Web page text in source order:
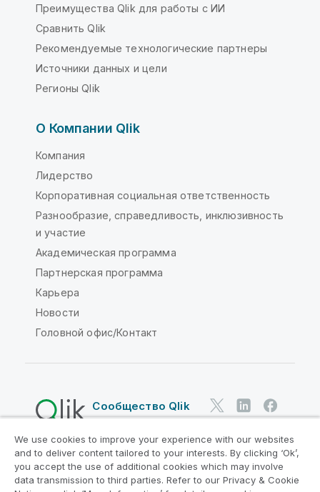
Преимущества Qlik для работы с ИИ
Сравнить Qlik
Рекомендуемые технологические партнеры
Источники данных и цели
Регионы Qlik
О Компании Qlik
Компания
Лидерство
Корпоративная социальная ответственность
Разнообразие, справедливость, инклюзивность
и участие
Академическая программа
Партнерская программа
Карьера
Новости
Головной офис/Контакт
Сообщество Qlik
Юридические соглашения
Условия использования продуктов
Legal Policies
Юридические положения
We use cookies to improve your experience with our websites
and to deliver content tailored to your interests. By clicking ‘Ok’,
you accept the use of additional cookies which may involve
data transmission to third parties. Refer to our Privacy & Cookie